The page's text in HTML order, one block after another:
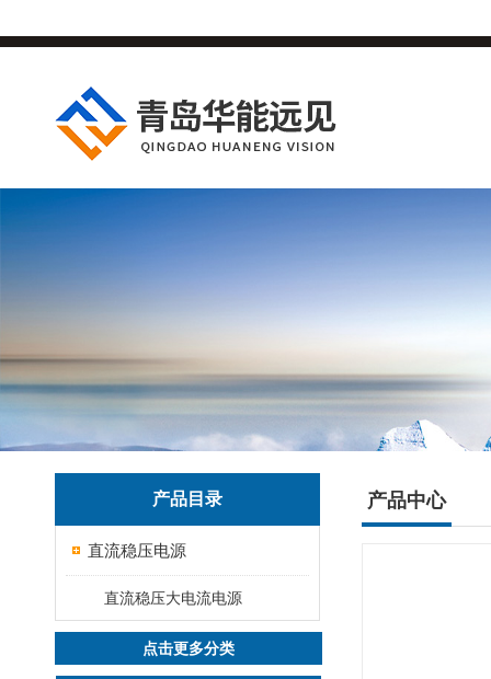
产品目录
直流稳压电源
直流稳压大电流电源
点击更多分类
产品中心